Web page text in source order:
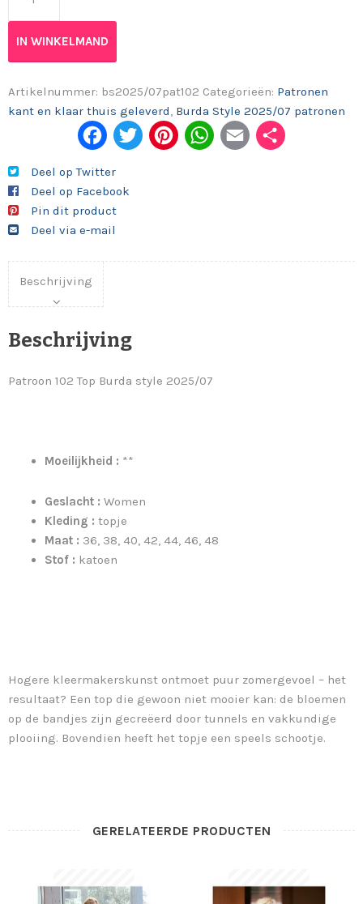
IN WINKELMAND
Artikelnummer: bs2025/07pat102 Categorieën: Patronen
kant en klaar thuis geleverd, Burda Style 2025/07 patronen
Fac
ebo
ok
Twi
Pint
Wh
Em
Deel op Twitter
Deel op Facebook
Pin dit product
Deel via e-mail
Beschrijving
Beschrijving
Patroon 102 Top Burda style 2025/07
Moeilijkheid : **
Geslacht :Women
Kleding :topje
Maat : 36, 38, 40, 42, 44, 46, 48
Stof : katoen
Hogere kleermakerskunst ontmoet puur zomergevoel – het
resultaat? Een top die gewoon niet mooier kan: de bloemen
op de bandjes zijn gecreëerd door tunnels en vakkundige
plooiing. Bovendien heeft het topje een speels schootje.
GERELATEERDE PRODUCTEN